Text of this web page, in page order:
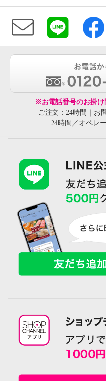
※お電話番号のお掛け
ご注文：24時間｜お
24時間／オペレ